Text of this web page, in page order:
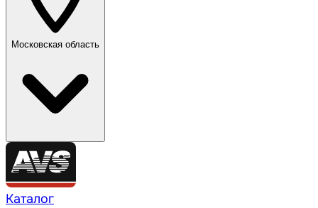
Московская область
Каталог